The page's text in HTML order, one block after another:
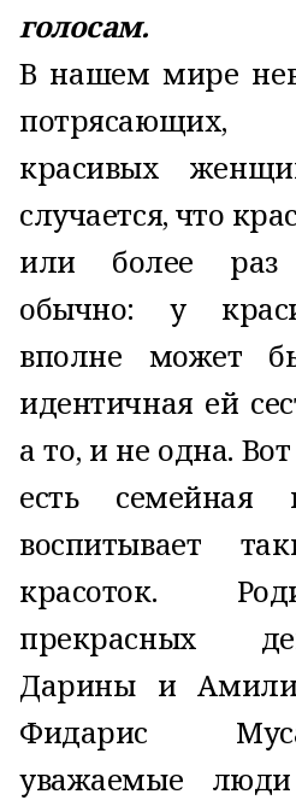
голосам.
В нашем мире
красивых
случается, что
или более
обычно: у
вполне может
идентичная ей
а то, и не одна.
есть семейная
воспитывает
красоток.
прекрасных
Дарины и
Фидарис
уважаемые